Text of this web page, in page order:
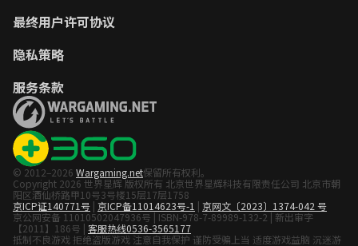
最终用户许可协议
隐私策略
服务条款
© 2012–2026 Wargaming.net保留所有权利。
Copyright 2026 世界星辉 版权所有 北京世界星辉科技有限责任公司 北京市朝
阳区酒仙桥路甲10号3号楼15层17层1758
京ICP证140771号 | 京ICP备11014623号-1 | 京网文〔2023〕1374-042 号
京公网安备 11010502047936号 | ISBN-978-7-89989-132-2 | 新出审字
【2011】186号 | 客服热线0536-3565177
抵制不良游戏 拒绝盗版游戏 注意自我保护 谨防受骗上当 适度游戏益脑 沉迷游